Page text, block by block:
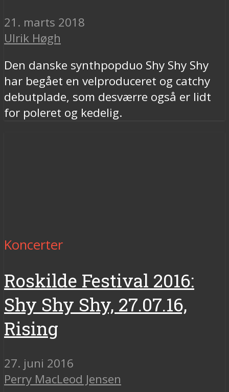
21. marts 2018
Ulrik Høgh
Den danske synthpopduo Shy Shy Shy
har begået en velproduceret og catchy
debutplade, som desværre også er lidt
for poleret og kedelig.
Koncerter
Roskilde Festival 2016:
Shy Shy Shy, 27.07.16,
Rising
27. juni 2016
Perry MacLeod Jensen